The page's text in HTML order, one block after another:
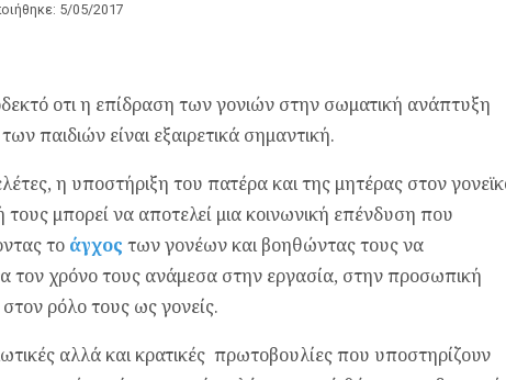
5/05/2017
οτι η επίδραση των γονιών στην σωματική ανάπτυξη
παιδιών είναι εξαιρετικά σημαντική.
η υποστήριξη του πατέρα και της μητέρας στον
μπορεί να αποτελεί μια κοινωνική επένδυση που
το άγχος των γονέων και βοηθώντας τους να
τον χρόνο τους ανάμεσα στην εργασία, στην προσωπική
ρόλο τους ως γονείς.
αλλά και κρατικές πρωτοβουλίες που υποστηρίζουν